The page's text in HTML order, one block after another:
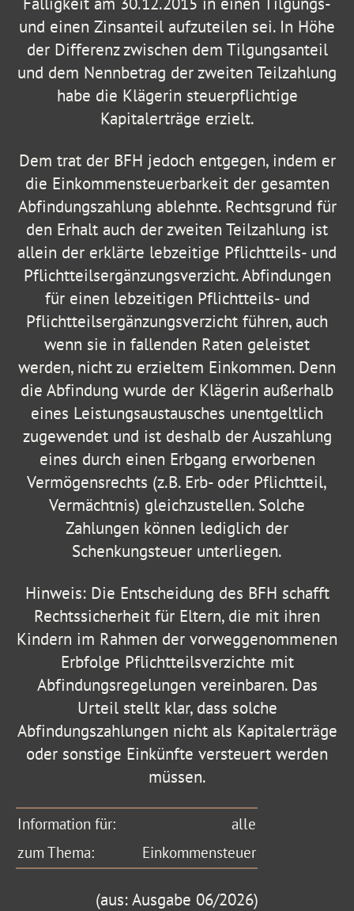
und einen Zinsanteil aufzuteilen sei. In Höhe
der Differenz zwischen dem Tilgungsanteil
und dem Nennbetrag der zweiten Teilzahlung
habe die Klägerin steuerpflichtige
Kapitalerträge erzielt.
Dem trat der BFH jedoch entgegen, indem er
die Einkommensteuerbarkeit der gesamten
Abfindungszahlung ablehnte. Rechtsgrund für
den Erhalt auch der zweiten Teilzahlung ist
allein der erklärte lebzeitige Pflichtteils- und
Pflichtteilsergänzungsverzicht. Abfindungen
für einen lebzeitigen Pflichtteils- und
Pflichtteilsergänzungsverzicht führen, auch
wenn sie in fallenden Raten geleistet
werden, nicht zu erzieltem Einkommen. Denn
die Abfindung wurde der Klägerin außerhalb
eines Leistungsaustausches unentgeltlich
zugewendet und ist deshalb der Auszahlung
eines durch einen Erbgang erworbenen
Vermögensrechts (z.B. Erb- oder Pflichtteil,
Vermächtnis) gleichzustellen. Solche
Zahlungen können lediglich der
Schenkungsteuer unterliegen.
Hinweis: Die Entscheidung des BFH schafft
Rechtssicherheit für Eltern, die mit ihren
Kindern im Rahmen der vorweggenommenen
Erbfolge Pflichtteilsverzichte mit
Abfindungsregelungen vereinbaren. Das
Urteil stellt klar, dass solche
Abfindungszahlungen nicht als Kapitalerträge
oder sonstige Einkünfte versteuert werden
müssen.
Information für:
alle
zum Thema:
Einkommensteuer
(aus: Ausgabe 06/2026)